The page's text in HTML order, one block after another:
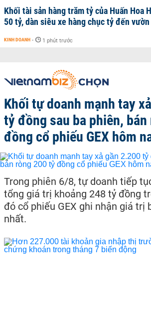
Khối tài sản hàng trăm tỷ của Huấn Hoa
50 tỷ, dàn siêu xe hàng chục tỷ đến
KINH DOANH - 1 phút trước
Khối tự doanh mạnh tay
tỷ đồng sau ba phiên,
đồng cổ phiếu GEX hôm
Trong phiên 6/8, tự doanh tiếp
tổng giá trị khoảng 248 tỷ đồng
đó cổ phiếu GEX ghi nhận giá trị
nhất.